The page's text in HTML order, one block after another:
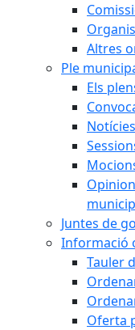
Altres
Ple
Els
Juntes de
Informació
Tauler
Oferta